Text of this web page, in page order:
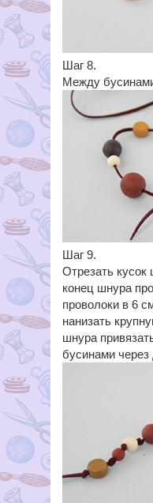
Шаг 8.
Между
Шаг 9.
Отрезать
конец шнура
проволоки в 6
нанизать
шнура
бусинами через